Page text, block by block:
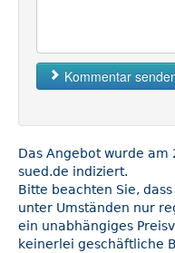
Kommentar
Das Angebot wurde am
sued.de indiziert.
Bitte beachten Sie,
unter Umständen nur
ein unabhängiges
keinerlei geschäftliche